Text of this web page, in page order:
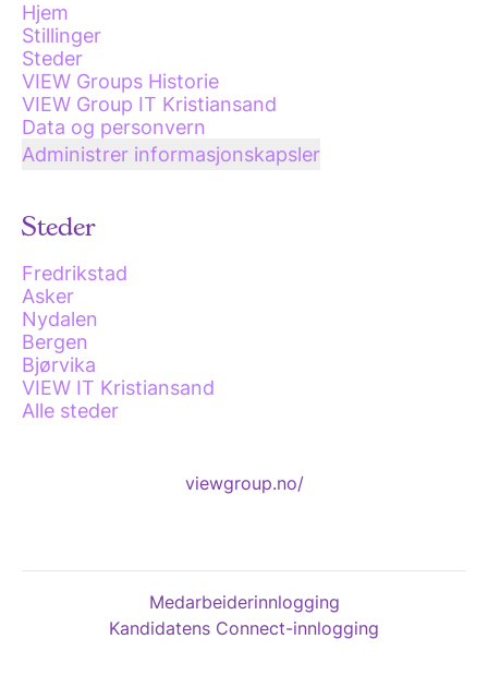
Hjem
Stillinger
Steder
VIEW Groups Historie
VIEW Group IT Kristiansand
Data og personvern
Administrer informasjonskapsler
Steder
Fredrikstad
Asker
Nydalen
Bergen
Bjørvika
VIEW IT Kristiansand
Alle steder
viewgroup.no/
Medarbeiderinnlogging
Kandidatens Connect-innlogging